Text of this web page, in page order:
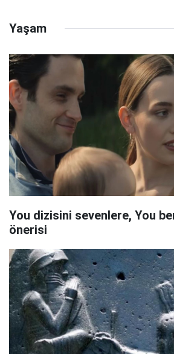
Yaşam
You dizisini sevenlere, You
önerisi